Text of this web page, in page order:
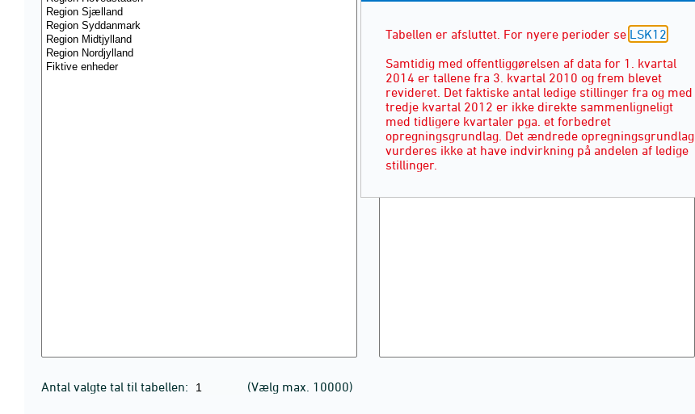
Antal valgte tal til tabellen: (Vælg max. 10000)
Tabellen er afsluttet. For nyere perioder se LSK12
Samtidig med offentliggørelsen af data for 1. kvartal
2014 er tallene fra 3. kvartal 2010 og frem blevet
revideret. Det faktiske antal ledige stillinger fra og med
tredje kvartal 2012 er ikke direkte sammenligneligt
med tidligere kvartaler pga. et forbedret
opregningsgrundlag. Det ændrede opregningsgrundlag
vurderes ikke at have indvirkning på andelen af ledige
stillinger.